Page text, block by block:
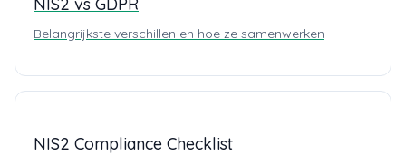
NIS2 vs GDPR
Belangrijkste verschillen en hoe ze samenwerken
NIS2 Compliance Checklist